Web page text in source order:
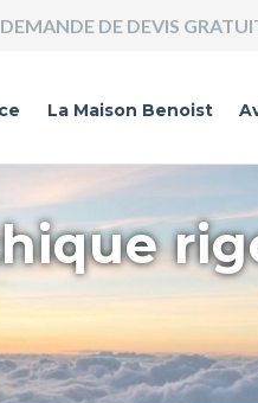
DEMANDE DE DEVIS
La Maison Benoist